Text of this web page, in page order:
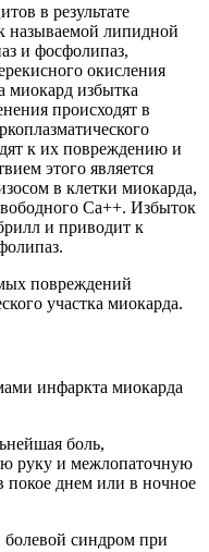
в результате
называемой липидной
и фосфолипаз,
окисления
миокард избытка
происходят в
к их повреждению и
этого является
в клетки миокарда,
Са++. Избыток
и приводит к
повреждений
участка миокарда.
инфаркта миокарда
боль,
руку и межлопаточную
покое днем или в ночное
болевой синдром при